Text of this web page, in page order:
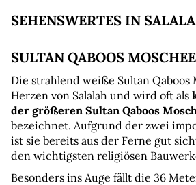
SEHENSWERTES IN
SULTAN QABOOS MOSCHEE
Die strahlend weiße Sultan Qaboos
Herzen von Salalah und wird oft als
der größeren Sultan Qaboos
bezeichnet. Aufgrund der zwei
ist sie bereits aus der Ferne gut
den wichtigsten religiösen
Besonders ins Auge fällt die 36